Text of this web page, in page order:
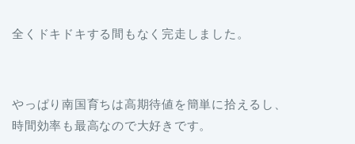
全くドキドキする間もなく完走しました。
やっぱり南国育ちは高期待値を簡単に拾えるし、
時間効率も最高なので大好きです。